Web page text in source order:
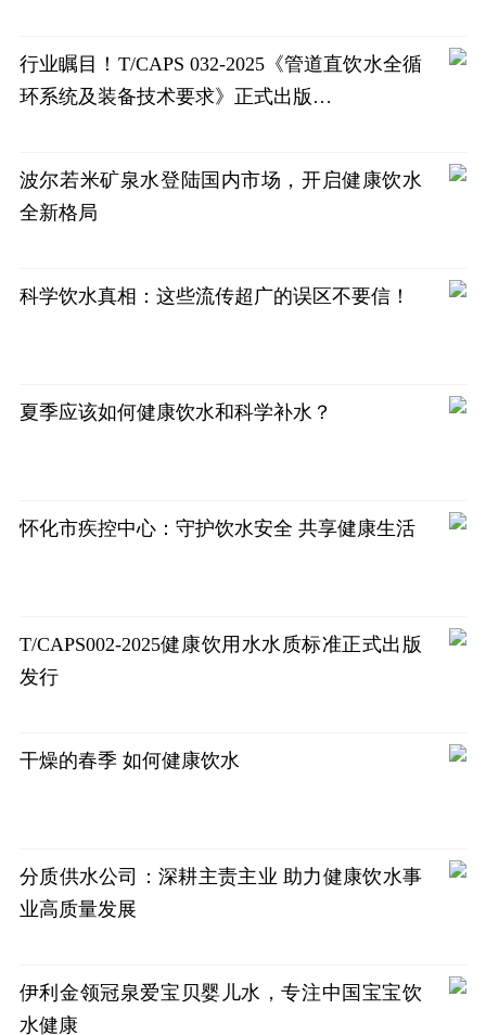
行业瞩目！T/CAPS 032-2025《管道直饮水全循
环系统及装备技术要求》正式出版…
波尔若米矿泉水登陆国内市场，开启健康饮水
全新格局
科学饮水真相：这些流传超广的误区不要信！
夏季应该如何健康饮水和科学补水？
怀化市疾控中心：守护饮水安全 共享健康生活
T/CAPS002-2025健康饮用水水质标准正式出版
发行
干燥的春季 如何健康饮水
分质供水公司：深耕主责主业 助力健康饮水事
业高质量发展
伊利金领冠泉爱宝贝婴儿水，专注中国宝宝饮
水健康